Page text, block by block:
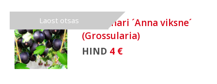
Laost otsas
Karusmari ´Anna viksne´
(Grossularia)
HIND 4 €